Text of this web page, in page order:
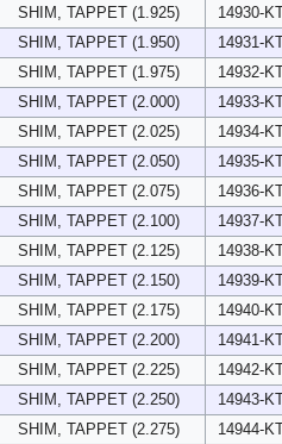
SHIM, TAPPET (1.925)
14930-
SHIM, TAPPET (1.950)
14931-
SHIM, TAPPET (1.975)
14932-
SHIM, TAPPET (2.000)
14933-
SHIM, TAPPET (2.025)
14934-
SHIM, TAPPET (2.050)
14935-
SHIM, TAPPET (2.075)
14936-
SHIM, TAPPET (2.100)
14937-
SHIM, TAPPET (2.125)
14938-
SHIM, TAPPET (2.150)
14939-
SHIM, TAPPET (2.175)
14940-
SHIM, TAPPET (2.200)
14941-
SHIM, TAPPET (2.225)
14942-
SHIM, TAPPET (2.250)
14943-
SHIM, TAPPET (2.275)
14944-